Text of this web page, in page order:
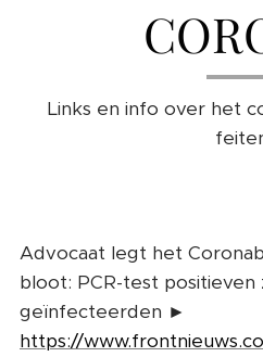
Links en info over het
Advocaat legt het
bloot: PCR-test positieven
geïnfecteerden ►
https://